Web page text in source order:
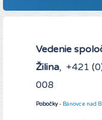
Vedenie
Žilina, +421
008
Pobočky- Bánovce nad